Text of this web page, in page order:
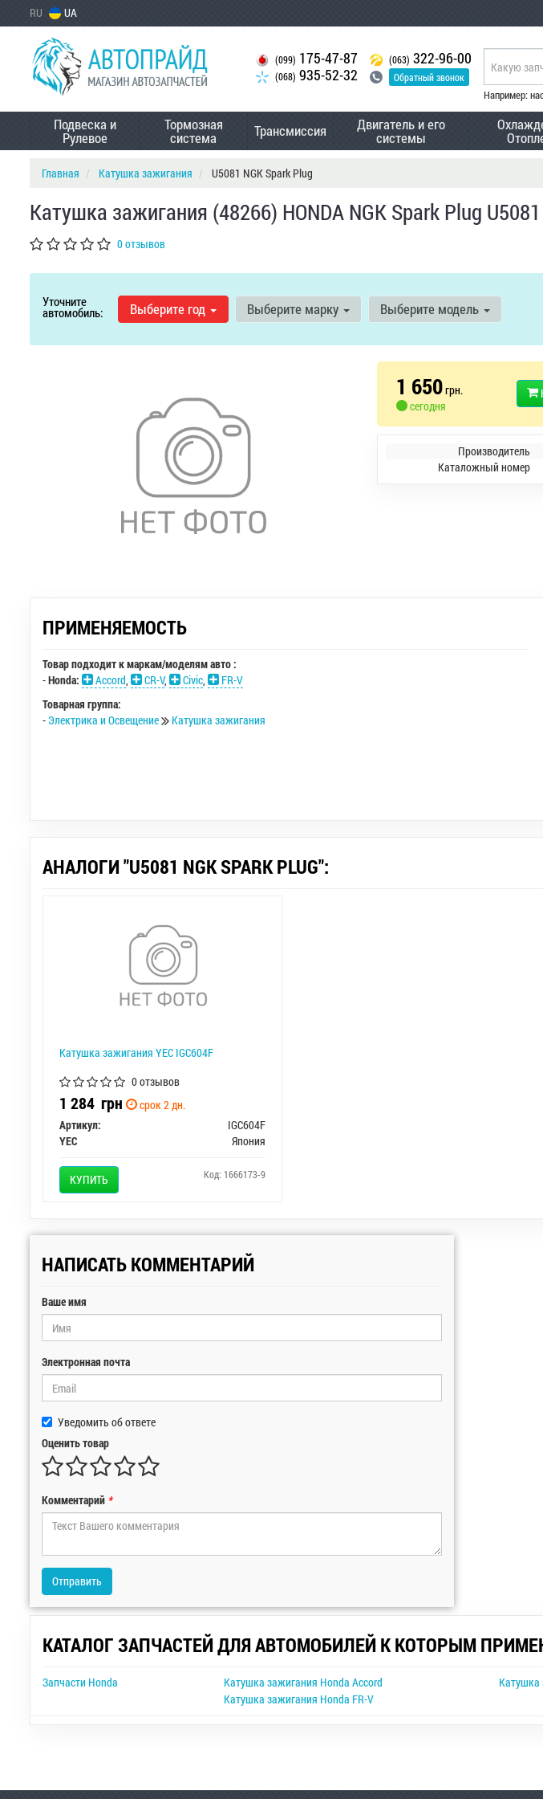
RU UA
(099) 175-47-87
(068) 935-52-32
(063) 322-96-00
Обратный звонок
Например:
Подвеска и
Рулевое
Тормозная
система Трансмиссия Двигатель и его
системы
Главная Катушка зажигания U5081 NGK Spark Plug
Катушка зажигания (48266) HONDA NGK Spark Plug U5081
0 отзывов
Уточните
автомобиль: Выберите год Выберите марку Выберите модель
1 650грн.
сегодня
Производитель
Каталожный номер
ПРИМЕНЯЕМОСТЬ
Товар подходит к маркам/моделям авто :
-Honda: Accord, CR-V, Civic,
FR-V
Товарная группа:
- Электрика и Освещение Катушка зажигания
АНАЛОГИ "U5081 NGK SPARK PLUG":
Катушка зажигания YEC IGC604F
0 отзывов
1 284 грн
срок 2 дн.
Артикул:
IGC604F
YEC
Япония
КУПИТЬ Код: 1666173-9
НАПИСАТЬ КОММЕНТАРИЙ
Ваше имя
Электронная почта
Уведомить об ответе
Оценить товар
Комментарий *
Отправить
КАТАЛОГ ЗАПЧАСТЕЙ ДЛЯ АВТОМОБИЛЕЙ К КОТОРЫМ
Запчасти Honda Катушка зажигания Honda Accord Катушка
Катушка зажигания Honda FR-V